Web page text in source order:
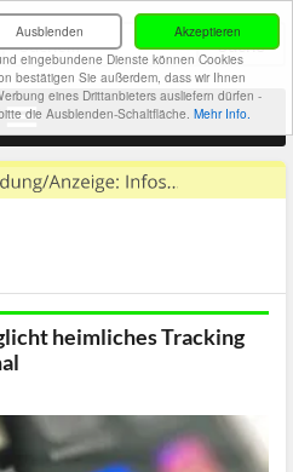
Akzeptieren
Ausblenden
eingebundene Dienste können Cookies
bestätigen Sie außerdem, dass wir Ihnen
eines Drittanbieters ausliefern dürfen -
die Ausblenden-Schaltfläche. Mehr Info.
heimliches Tracking